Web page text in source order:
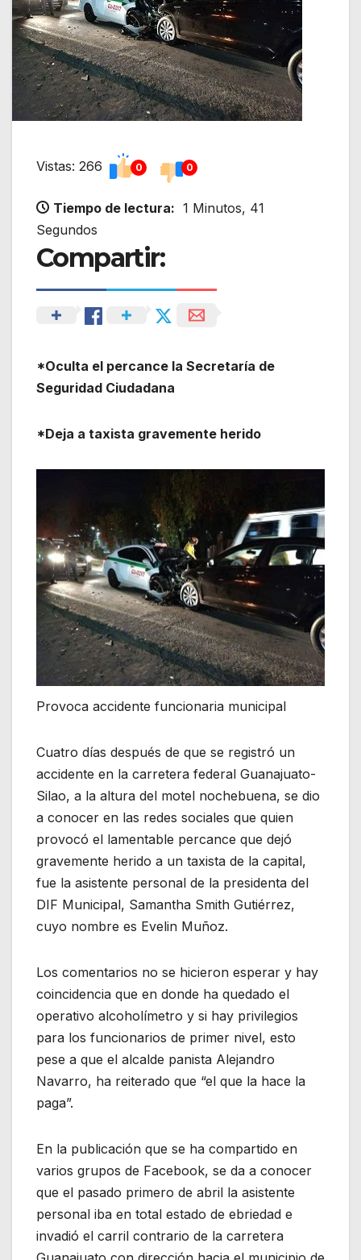
Vistas: 266 0 0
Tiempo de lectura: 1 Minutos, 41
Segundos
Compartir:
*Oculta el percance la Secretaría de
Seguridad Ciudadana
*Deja a taxista gravemente herido
Provoca accidente funcionaria municipal
Cuatro días después de que se registró un
accidente en la carretera federal Guanajuato-
Silao, a la altura del motel nochebuena, se dio
a conocer en las redes sociales que quien
provocó el lamentable percance que dejó
gravemente herido a un taxista de la capital,
fue la asistente personal de la presidenta del
DIF Municipal, Samantha Smith Gutiérrez,
cuyo nombre es Evelin Muñoz.
Los comentarios no se hicieron esperar y hay
coincidencia que en donde ha quedado el
operativo alcoholímetro y si hay privilegios
para los funcionarios de primer nivel, esto
pese a que el alcalde panista Alejandro
Navarro, ha reiterado que “el que la hace la
paga”.
En la publicación que se ha compartido en
varios grupos de Facebook, se da a conocer
que el pasado primero de abril la asistente
personal iba en total estado de ebriedad e
invadió el carril contrario de la carretera